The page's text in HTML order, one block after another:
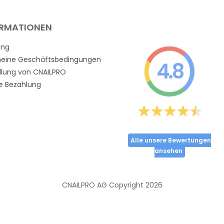
Geschäftsbedingungen
von CNAILPRO
Bezahlung
4.8
Alle unsere Bewertungen
ansehen
CNAILPRO AG Copyright 2026